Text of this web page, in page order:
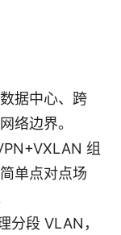
据中心、跨
络边界。
组
单点对点场
分段 VLAN，